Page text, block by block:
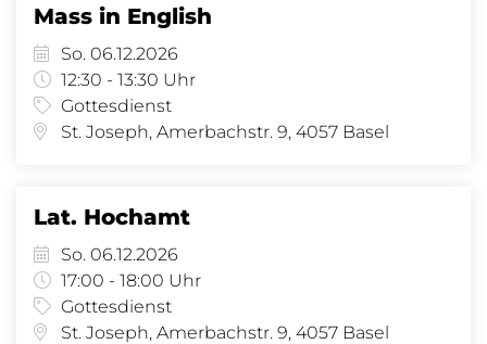
Mass in English
So. 06.12.2026
12:30 - 13:30 Uhr
Gottesdienst
St. Joseph, Amerbachstr. 9, 4057 Basel
Lat. Hochamt
So. 06.12.2026
17:00 - 18:00 Uhr
Gottesdienst
St. Joseph, Amerbachstr. 9, 4057 Basel